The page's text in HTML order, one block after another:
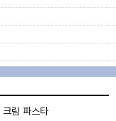
림 파스타